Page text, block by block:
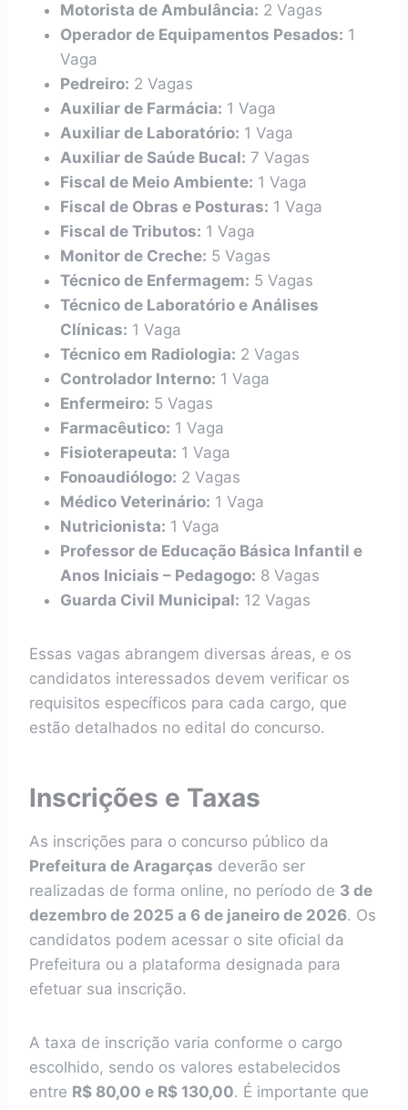
Motorista de Ambulância: 2 Vagas
Operador de Equipamentos Pesados: 1
Vaga
Pedreiro: 2 Vagas
Auxiliar de Farmácia: 1 Vaga
Auxiliar de Laboratório: 1 Vaga
Auxiliar de Saúde Bucal: 7 Vagas
Fiscal de Meio Ambiente: 1 Vaga
Fiscal de Obras e Posturas: 1 Vaga
Fiscal de Tributos: 1 Vaga
Monitor de Creche: 5 Vagas
Técnico de Enfermagem: 5 Vagas
Técnico de Laboratório e Análises
Clínicas: 1 Vaga
Técnico em Radiologia: 2 Vagas
Controlador Interno: 1 Vaga
Enfermeiro: 5 Vagas
Farmacêutico: 1 Vaga
Fisioterapeuta: 1 Vaga
Fonoaudiólogo: 2 Vagas
Médico Veterinário: 1 Vaga
Nutricionista: 1 Vaga
Professor de Educação Básica Infantil e
Anos Iniciais – Pedagogo: 8 Vagas
Guarda Civil Municipal: 12 Vagas
Essas vagas abrangem diversas áreas, e os
candidatos interessados devem verificar os
requisitos específicos para cada cargo, que
estão detalhados no edital do concurso.
Inscrições e Taxas
As inscrições para o concurso público da
Prefeitura de Aragarças deverão ser
realizadas de forma online, no período de 3 de
dezembro de 2025 a 6 de janeiro de 2026. Os
candidatos podem acessar o site oficial da
Prefeitura ou a plataforma designada para
efetuar sua inscrição.
A taxa de inscrição varia conforme o cargo
escolhido, sendo os valores estabelecidos
entre R$ 80,00 e R$ 130,00. É importante que